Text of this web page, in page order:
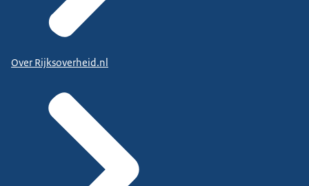
Over Rijksoverheid.nl